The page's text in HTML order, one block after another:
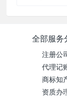
全部服务
注册公
代理记
商标知
资质办